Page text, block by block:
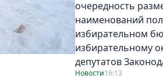
очередность
наименований
избирательном
избирательному
депутатов
Новости16:13